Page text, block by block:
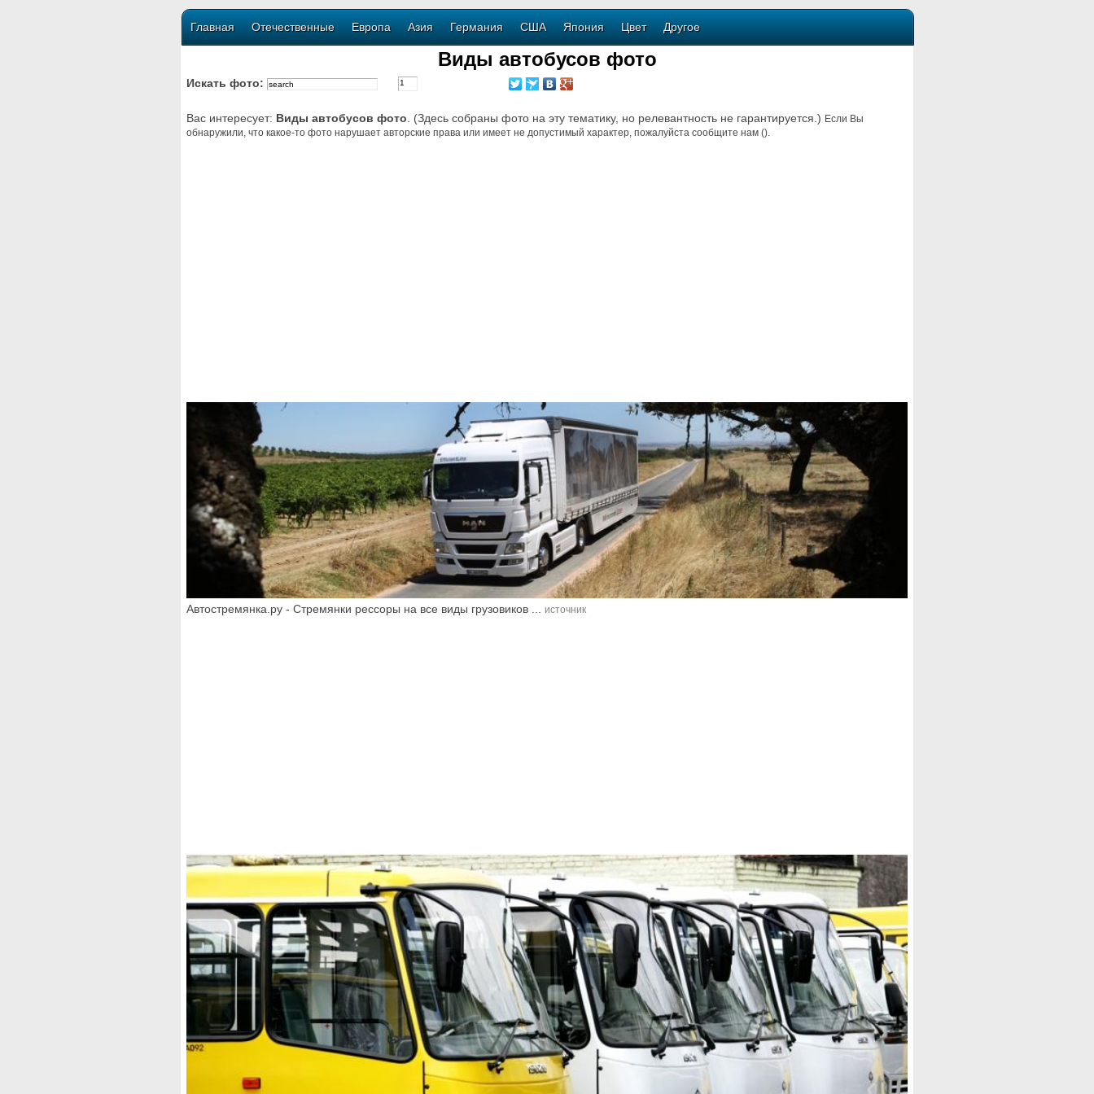
Главная Отечественные Европа Азия Германия США Япония Цвет Другое
Виды автобусов фото
Искать фото:
Вас интересует: Виды автобусов фото . (Здесь собраны фото на эту тематику, но релевантность не гарантируется.) Если Вы
обнаружили, что какое-то фото нарушает авторские права или имеет не допустимый характер, пожалуйста сообщите нам ().
Автостремянка.ру - Стремянки рессоры на все виды грузовиков ... источник